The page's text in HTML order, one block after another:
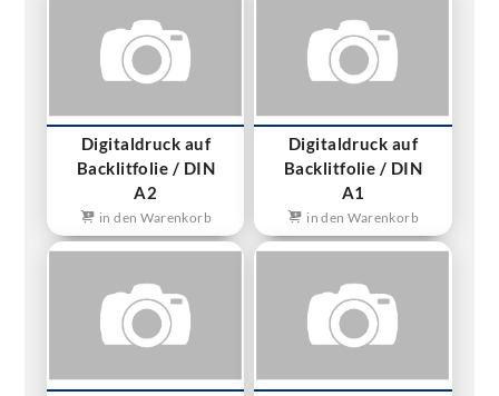
Digitaldruck auf
Backlitfolie / DIN
A2
in den Warenkorb
Digitaldruck auf
Backlitfolie / DIN
A1
in den Warenkorb